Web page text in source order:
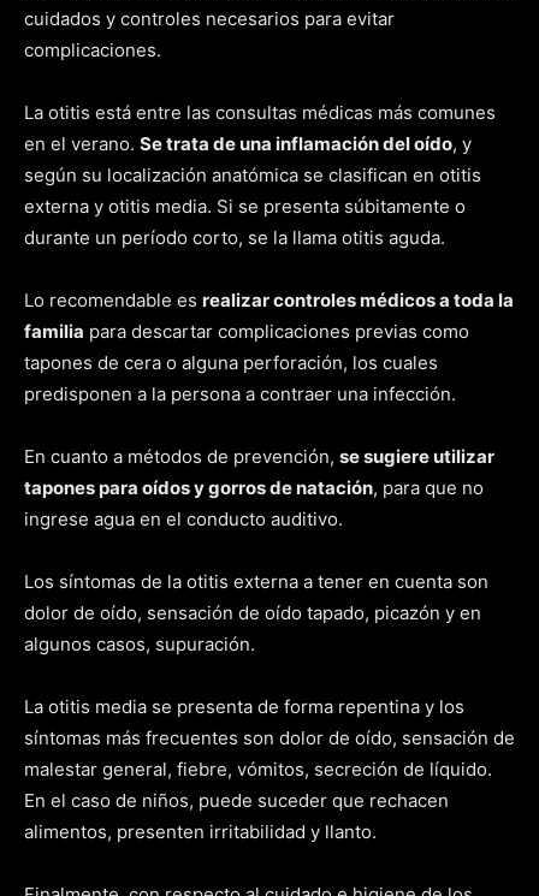
cuidados y controles necesarios para evitar
complicaciones.
La otitis está entre las consultas médicas más comunes
en el verano. Se trata de una inflamación del oído, y
según su localización anatómica se clasifican en otitis
externa y otitis media. Si se presenta súbitamente o
durante un período corto, se la llama otitis aguda.
Lo recomendable es realizar controles médicos a toda la
familia para descartar complicaciones previas como
tapones de cera o alguna perforación, los cuales
predisponen a la persona a contraer una infección.
En cuanto a métodos de prevención, se sugiere utilizar
tapones para oídos y gorros de natación, para que no
ingrese agua en el conducto auditivo.
Los síntomas de la otitis externa a tener en cuenta son
dolor de oído, sensación de oído tapado, picazón y en
algunos casos, supuración.
La otitis media se presenta de forma repentina y los
síntomas más frecuentes son dolor de oído, sensación de
malestar general, fiebre, vómitos, secreción de líquido.
En el caso de niños, puede suceder que rechacen
alimentos, presenten irritabilidad y llanto.